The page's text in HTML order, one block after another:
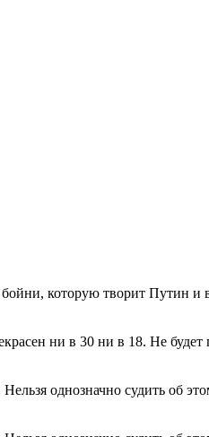
бойни, которую творит Путин
ни в 30 ни в 18. Не будет
однозначно судить об